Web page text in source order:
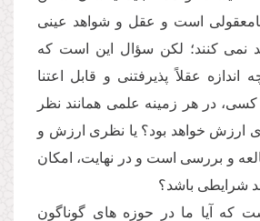
است و عقل و شواهد عینى
نمى كنند؛ لكن سؤال این است كه
اندازه عقلاً پذیرفتنى و قابل اعتنا
در هر زمینه علمى همانند نظر
ارزش خواهد بود؟ یا نظرى ارزش و
و بررسى است و در نهایت، امكان
شرایطى باشد؟
كه آیا ما در حوزه هاى گوناگون